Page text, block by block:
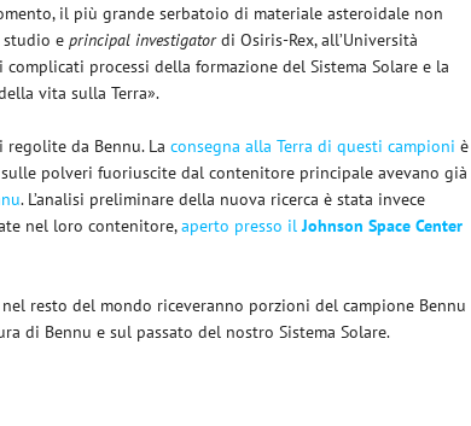
il più grande serbatoio di materiale asteroidale non
studio eprincipal investigatordi Osiris-Rex, all’Università
processi della formazione del Sistema Solare e la
vita sulla Terra».
regolite da Bennu. Laconsegna alla Terra di questi campioni è
polveri fuoriuscite dal contenitore principale avevano già
. L’analisi preliminare della nuova ricerca è stata invece
nel loro contenitore,aperto presso ilJohnson Space Center
resto del mondo riceveranno porzioni del campione Bennu
di Bennu e sul passato del nostro Sistema Solare.